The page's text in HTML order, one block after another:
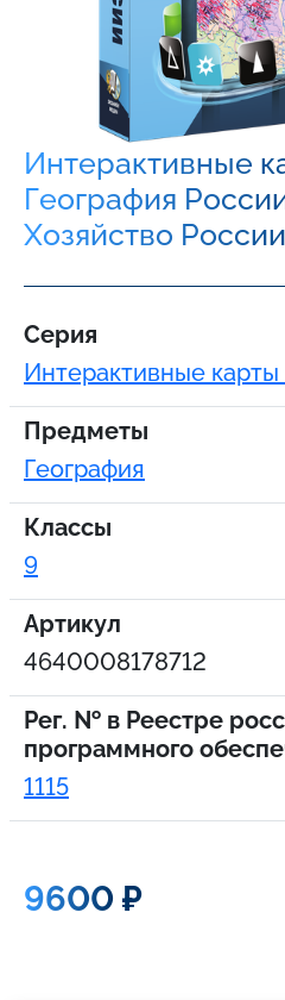
Интерактивные
География
Хозяйство России
Серия
Интерактивные карты
Предметы
География
Классы
9
Артикул
4640008178712
Рег. № в Реестре
программного
1115
9600 ₽